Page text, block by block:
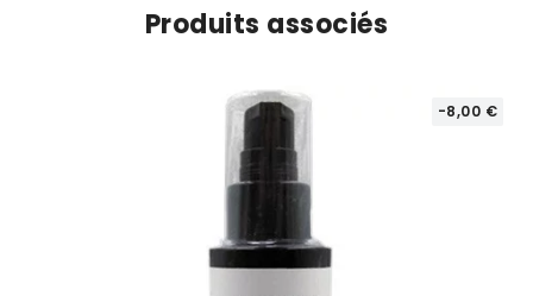
Produits associés
-8,00 €